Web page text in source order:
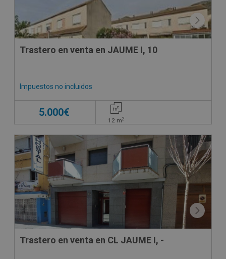
Trastero en venta en JAUME I, 10
Impuestos no incluidos
5.000€
12 m2
Trastero en venta en CL JAUME I, -